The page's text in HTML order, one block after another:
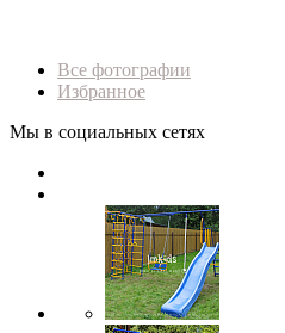
Все фотографии
Избранное
Мы в социальных сетях